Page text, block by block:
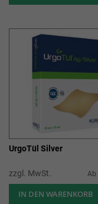
UrgoTül Silver
zzgl. MwSt. Ab
IN DEN WARENKORB